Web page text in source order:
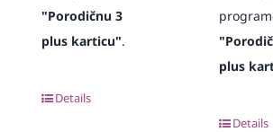
"Porodičnu 3
plus karticu".
Details
plus
Details